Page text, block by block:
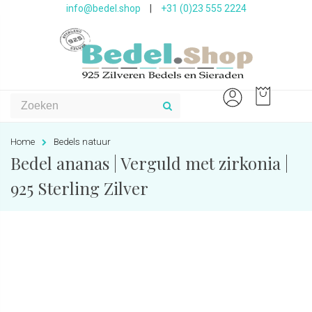
info@bedel.shop +31 (0)23 555 2224
Home Bedels natuur
Bedel ananas | Verguld met zirkonia |
925 Sterling Zilver